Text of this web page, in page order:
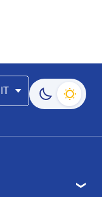
IT
Passa alla